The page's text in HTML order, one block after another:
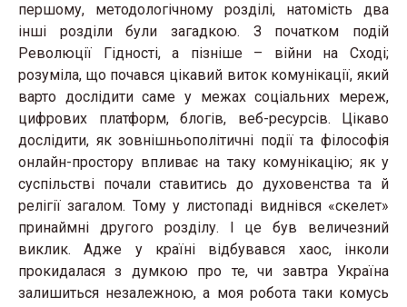
першому, методологічному розділі, натомість два
інші розділи були загадкою. З початком подій
Революції Гідності, а пізніше – війни на Сході;
розуміла, що почався цікавий виток комунікації, який
варто дослідити саме у межах соціальних мереж,
цифрових платформ, блогів, веб-ресурсів. Цікаво
дослідити, як зовнішньополітичні події та філософія
онлайн-простору впливає на таку комунікацію; як у
суспільстві почали ставитись до духовенства та й
релігії загалом. Тому у листопаді виднівся «скелет»
принаймні другого розділу. І це був величезний
виклик. Адже у країні відбувався хаос, інколи
прокидалася з думкою про те, чи завтра Україна
залишиться незалежною, а моя робота таки комусь